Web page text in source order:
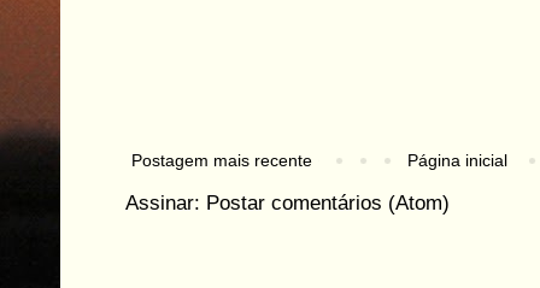
Postagem mais recente Página inicial
Assinar: Postar comentários (Atom)